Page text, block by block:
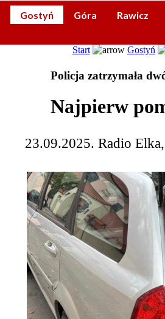
Gostyń Góra Rawicz
Start Gostyń
Policja zatrzymała
Najpierw
23.09.2025. Radio